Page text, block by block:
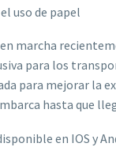
uso de papel
marcha
para los
para mejorar la
hasta que
en IOS y